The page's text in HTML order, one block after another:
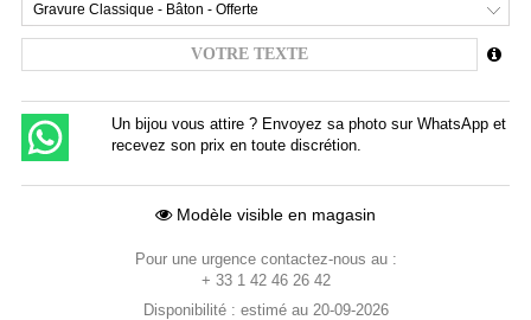
Gravure Classique - Bâton - Offerte
Un bijou vous attire ? Envoyez sa photo sur WhatsApp et
recevez son prix en toute discrétion.
Modèle visible en magasin
Pour une urgence contactez-nous au :
+ 33 1 42 46 26 42
Disponibilité : estimé au 20-09-2026